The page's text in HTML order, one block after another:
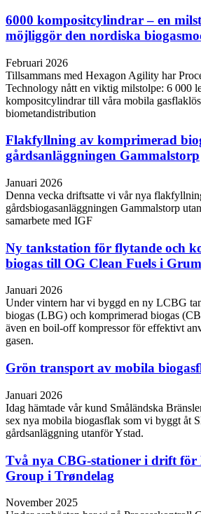
6000 kompositcylindrar – en
möjliggör den nordiska
Februari 2026
Tillsammans med Hexagon Agility har
Technology nått en viktig milstolpe: 6 000
kompositcylindrar till våra mobila
biometandistribution
Flakfyllning av komprimerad
gårdsanläggningen Gammalstorp
Januari 2026
Denna vecka driftsatte vi vår nya
gårdsbiogasanläggningen Gammalstorp
samarbete med IGF
Ny tankstation för flytande och
biogas till OG Clean Fuels i
Januari 2026
Under vintern har vi byggd en ny LCBG
biogas (LBG) och komprimerad biogas
även en boil-off kompressor för effektivt
gasen.
Grön transport av mobila
Januari 2026
Idag hämtade vår kund Småländska
sex nya mobila biogasflak som vi byggt åt
gårdsanläggning utanför Ystad.
Två nya CBG-stationer i drift för
Group i Trøndelag
November 2025